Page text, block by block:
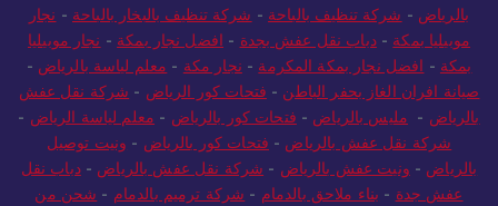
بالرياض - شركة تنظيف بالباحة - شركة تنظيف بالبخار بالباحة - نجار
موبيليا بمكة -دباب نقل عفش بجدة - افضل نجار بمكة - نجار موبيليا
بمكة - افضل نجار بمكة المكرمة - نجار مكة - معلم لياسة بالرياض -
صيانة افران الغاز بحفر الباطن - فتحات كور الرياض - شركة نقل عفش
بالرياض - مليس بالرياض - فتحات كور بالرياض - معلم لياسة الرياض -
شركة نقل عفش بالرياض - فتحات كور بالرياض - ونيت توصيل
بالرياض - ونيت عفش بالرياض - شركة نقل عفش بالرياض -دباب نقل
عفش جدة - بناء ملاحق بالدمام - شركة ترميم بالدمام - شحن من